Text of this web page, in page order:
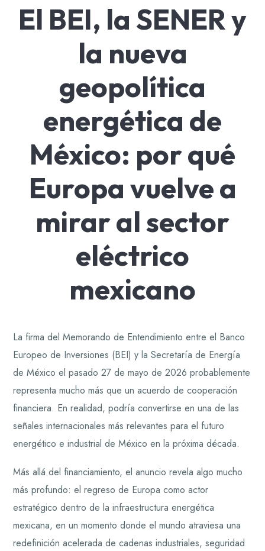
El BEI, la SENER y
la nueva
geopolítica
energética de
México: por qué
Europa vuelve a
mirar al sector
eléctrico
mexicano
La firma del Memorando de Entendimiento entre el Banco
Europeo de Inversiones (BEI) y la Secretaría de Energía
de México el pasado 27 de mayo de 2026 probablemente
representa mucho más que un acuerdo de cooperación
financiera. En realidad, podría convertirse en una de las
señales internacionales más relevantes para el futuro
energético e industrial de México en la próxima década.
Más allá del financiamiento, el anuncio revela algo mucho
más profundo: el regreso de Europa como actor
estratégico dentro de la infraestructura energética
mexicana, en un momento donde el mundo atraviesa una
redefinición acelerada de cadenas industriales, seguridad